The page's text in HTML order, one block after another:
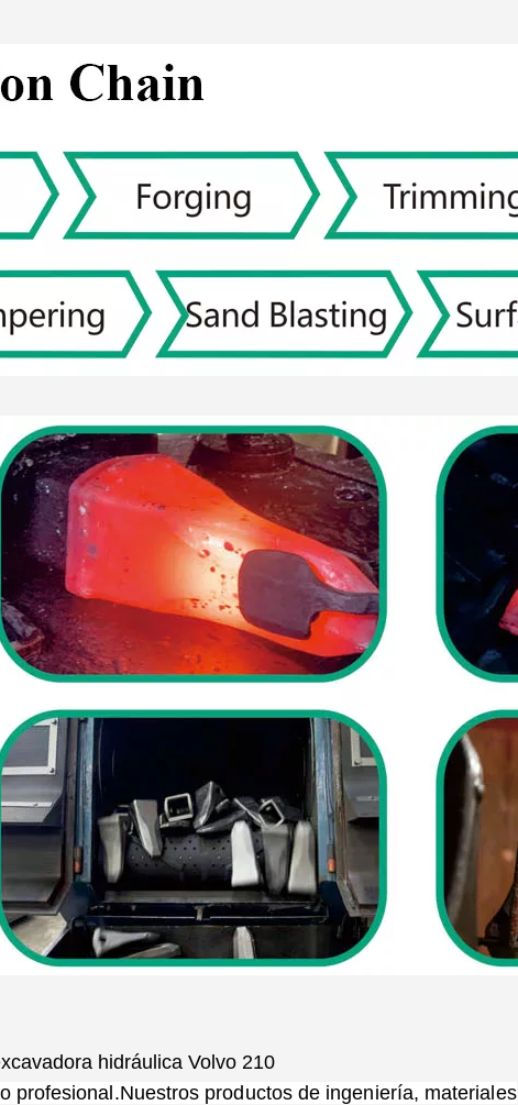
hidráulica Volvo 210
profesional.Nuestros productos de ingeniería, materiales